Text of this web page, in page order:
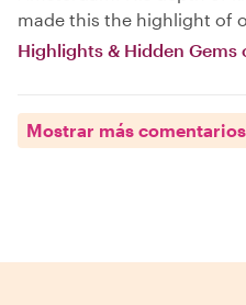
made this the highlight of
Highlights & Hidden Gems
Mostrar más comentarios